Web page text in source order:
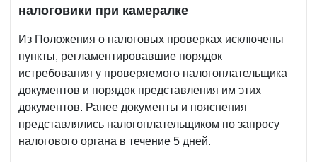
налоговики при камералке
Из Положения о налоговых проверках исключены
пункты, регламентировавшие порядок
истребования у проверяемого налогоплательщика
документов и порядок представления им этих
документов. Ранее документы и пояснения
представлялись налогоплательщиком по запросу
налогового органа в течение 5 дней.